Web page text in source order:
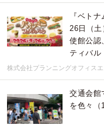
『ベト
26日（
使館公認
ティバル
株式会社プランニングオフィス
交通会館
を色々（